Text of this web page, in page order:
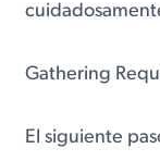
Gathering
El siguiente